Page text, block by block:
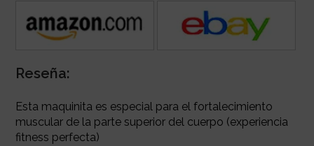
Reseña:
Esta maquinita es especial para el fortalecimiento
muscular de la parte superior del cuerpo (experiencia
fitness perfecta)